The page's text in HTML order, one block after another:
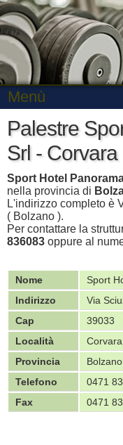
Menù
Palestre
Srl -
Sport Hotel
nella provincia di
L'indirizzo completo è
( Bolzano ).
Per contattare la
836083 oppure al
Nome
Sport
Indirizzo
Via
Cap
39033
Località
Provincia
Bolzano
Telefono
0471
Fax
0471